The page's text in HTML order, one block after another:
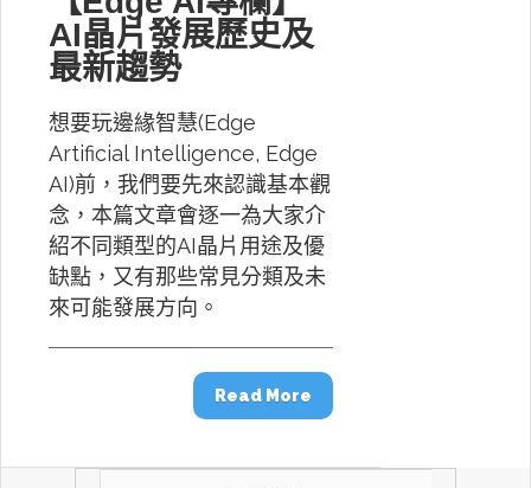
AI晶片發展歷史及
最新趨勢
想要玩邊緣智慧(Edge
Artificial Intelligence, Edge
AI)前，我們要先來認識基本觀
念，本篇文章會逐一為大家介
紹不同類型的AI晶片用途及優
缺點，又有那些常見分類及未
來可能發展方向。
Read More